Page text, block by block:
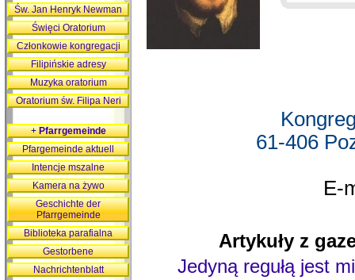
61-406
E-
Artykuły z
Jedyną regułą jest
Św. Jan Henryk Newman
Święci Oratorium
Członkowie kongregacji
Filipińskie adresy
Muzyka oratorium
Oratorium św. Filipa Neri
+Pfarrgemeinde
Pfargemeinde aktuell
Intencje mszalne
Kamera na żywo
Geschichte der
Pfarrgemeinde
Biblioteka parafialna
Gestorbene
Nachrichtenblatt